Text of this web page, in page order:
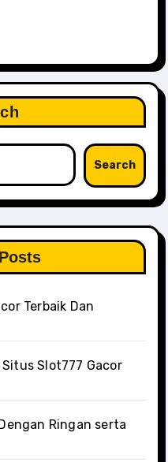
Search
Terbaik Dan
Slot777 Gacor
Ringan serta